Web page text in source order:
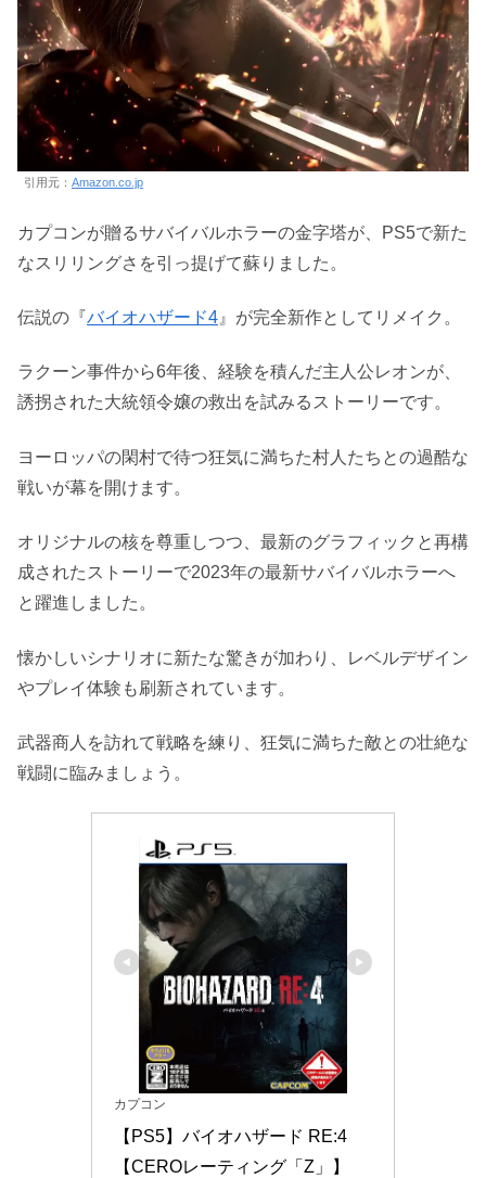
引用元： Amazon.co.jp
カプコンが贈るサバイバルホラーの金字塔が、PS5で新た
なスリリングさを引っ提げて蘇りました。
伝説の『バイオハザード4 』が完全新作としてリメイク。
ラクーン事件から6年後、経験を積んだ主人公レオンが、
誘拐された大統領令嬢の救出を試みるストーリーです。
ヨーロッパの閑村で待つ狂気に満ちた村人たちとの過酷な
戦いが幕を開けます。
オリジナルの核を尊重しつつ、最新のグラフィックと再構
成されたストーリーで2023年の最新サバイバルホラーへ
と躍進しました。
懐かしいシナリオに新たな驚きが加わり、レベルデザイン
やプレイ体験も刷新されています。
武器商人を訪れて戦略を練り、狂気に満ちた敵との壮絶な
戦闘に臨みましょう。
カプコン
【PS5】バイオハザード RE:4
【CEROレーティング「Z」】